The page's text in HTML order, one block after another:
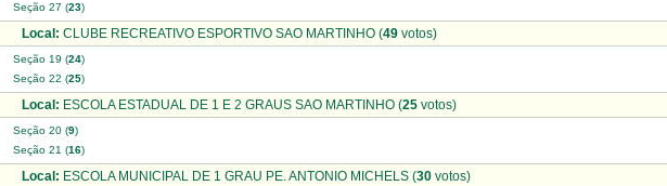
Seção 27 (23)
Local: CLUBE RECREATIVO ESPORTIVO SAO MARTINHO (49 votos)
Seção 19 (24)
Seção 22 (25)
Local: ESCOLA ESTADUAL DE 1 E 2 GRAUS SAO MARTINHO (25 votos)
Seção 20 (9)
Seção 21 (16)
Local: ESCOLA MUNICIPAL DE 1 GRAU PE. ANTONIO MICHELS (30 votos)